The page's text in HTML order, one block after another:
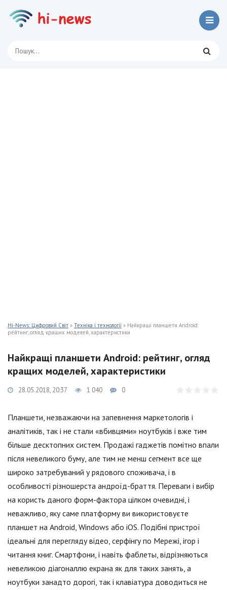
Hi-News: Цифровий Світ » Техніка і технології » Найкращі планшети Android:
рейтинг, огляд кращих моделей, характеристики
Найкращі планшети Android: рейтинг, огляд
кращих моделей, характеристики
28.05.2018, 20:37 1 040 0
Планшети, незважаючи на запевнення маркетологів і
аналітиків, так і не стали «вбивцями» ноутбуків і вже тим
більше десктопних систем. Продажі гаджетів помітно впали
після невеликого буму, але тим не менш сегмент все ще
широко затребуваний у рядового споживача, і в
особливості різношерста андроїд-браття. Переваги і вибір
на користь даного форм-фактора цілком очевидні, і
неважливо, яку саме платформу ви використовуєте
планшет на Android, Windows або iOS. Подібні пристрої
ідеальні для перегляду відео, серфінгу по Мережі, ігор і
читання книг. Смартфони, і навіть фаблеты, відрізняються
невеликою діагоналлю екрана як для таких занять, а
ноутбуки занадто дорогі, так і клавіатура доводиться не